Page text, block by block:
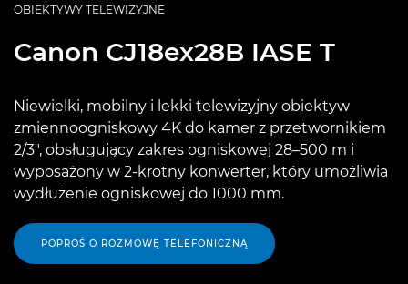
OBIEKTYWY TELEWIZYJNE
Canon CJ18ex28B IASE T
Niewielki, mobilny i lekki telewizyjny obiektyw
zmiennoogniskowy 4K do kamer z przetwornikiem
2/3", obsługujący zakres ogniskowej 28–500 m i
wyposażony w 2-krotny konwerter, który umożliwia
wydłużenie ogniskowej do 1000 mm.
POPROŚ O ROZMOWĘ TELEFONICZNĄ